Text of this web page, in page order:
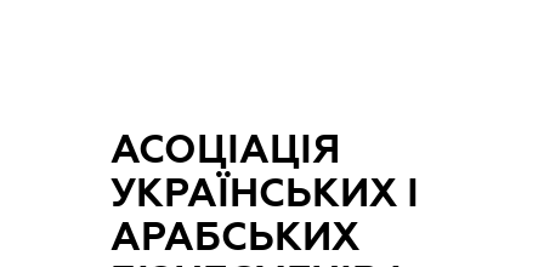
АСОЦІАЦІЯ
УКРАЇНСЬКИХ І
АРАБСЬКИХ